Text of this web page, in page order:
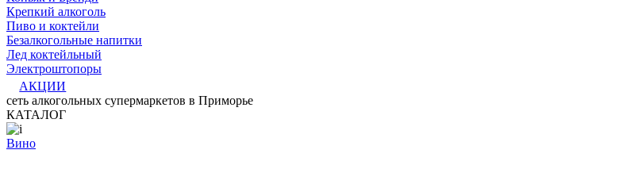
Крепкий алкоголь
Пиво и коктейли
Безалкогольные напитки
Лед коктейльный
Электроштопоры
АКЦИИ
сеть алкогольных супермаркетов в Приморье
КАТАЛОГ
Вино